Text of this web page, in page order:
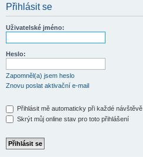
Přihlásit se
Uživatelské jméno:
Heslo:
Zapomněl(a) jsem heslo
Znovu poslat aktivační e-mail
Přihlásit mě automaticky při každé návštěvě
Skrýt můj online stav pro toto přihlášení